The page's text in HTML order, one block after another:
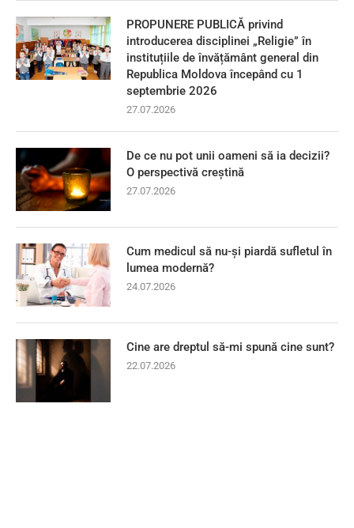
PROPUNERE PUBLICĂ privind
introducerea disciplinei „Religie” în
instituțiile de învățământ general din
Republica Moldova începând cu 1
septembrie 2026
27.07.2026
De ce nu pot unii oameni să ia decizii?
O perspectivă creștină
27.07.2026
Cum medicul să nu-și piardă sufletul în
lumea modernă?
24.07.2026
Cine are dreptul să-mi spună cine sunt?
22.07.2026